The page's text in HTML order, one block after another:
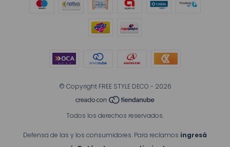
© Copyright FREE STYLE DECO - 2026
Todos los derechos reservados.
Defensa de las y los consumidores. Para reclamos ingresá